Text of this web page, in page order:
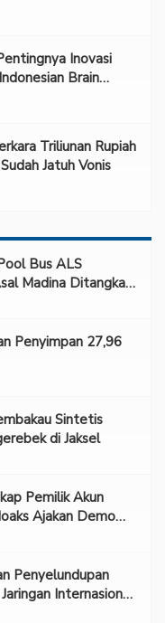
Inovasi
Brain
Jakarta”
Triliunan Rupiah
Jatuh Vonis
Bus ALS
Madina Ditangkap
Penyimpan 27,96
Sintetis
di Jaksel
Pemilik Akun
Ajakan Demo
Penyelundupan
Internasional